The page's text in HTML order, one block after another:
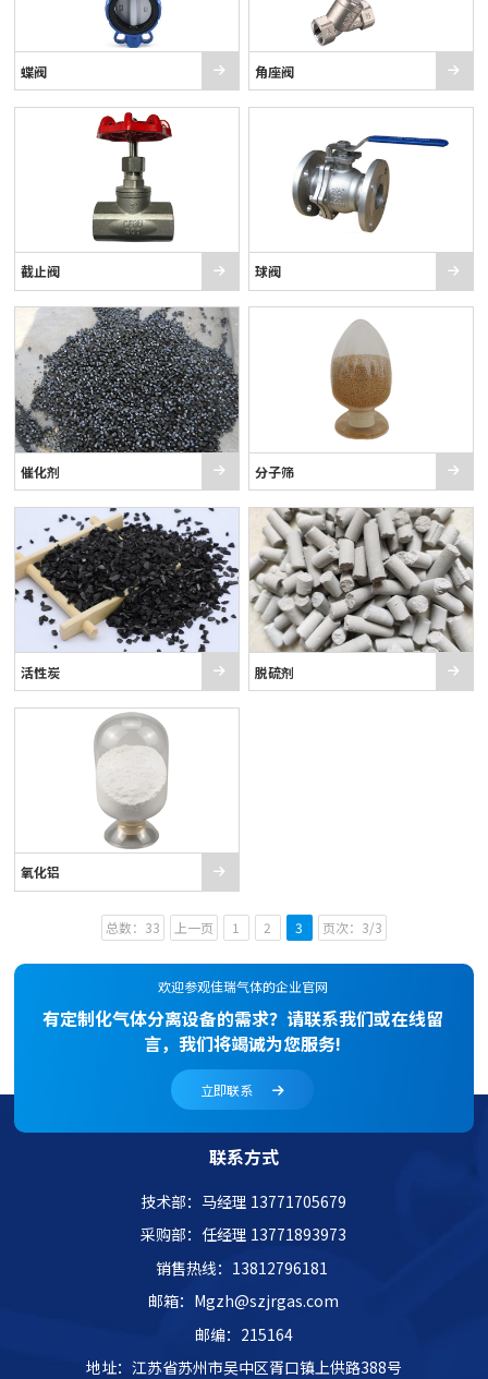
蝶阀 角座阀
截止阀 球阀
催化剂 分子筛
活性炭 脱硫剂
氧化铝
总数：33 上一页 1 2 3 页次：3/3
欢迎参观佳瑞气体的企业官网
有定制化气体分离设备的需求？请联系我们或在线留
言，我们将竭诚为您服务!
立即联系
联系方式
技术部：马经理 13771705679
采购部：任经理 13771893973
销售热线：13812796181
邮箱：Mgzh@szjrgas.com
邮编：215164
地址：江苏省苏州市吴中区胥口镇上供路388号